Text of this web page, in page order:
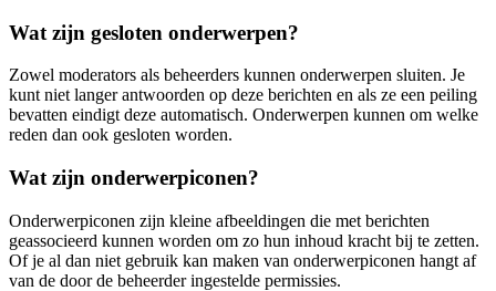
Wat zijn gesloten onderwerpen?
Zowel moderators als beheerders kunnen onderwerpen sluiten. Je
kunt niet langer antwoorden op deze berichten en als ze een peiling
bevatten eindigt deze automatisch. Onderwerpen kunnen om welke
reden dan ook gesloten worden.
Wat zijn onderwerpiconen?
Onderwerpiconen zijn kleine afbeeldingen die met berichten
geassocieerd kunnen worden om zo hun inhoud kracht bij te zetten.
Of je al dan niet gebruik kan maken van onderwerpiconen hangt af
van de door de beheerder ingestelde permissies.